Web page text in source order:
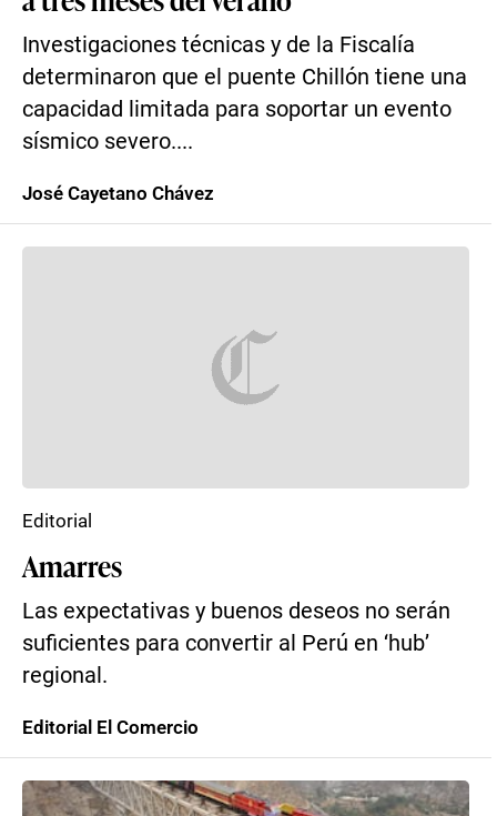
Investigaciones técnicas y de la Fiscalía
determinaron que el puente Chillón tiene una
capacidad limitada para soportar un evento
sísmico severo....
José Cayetano Chávez
Amarres
Las expectativas y buenos deseos no serán
suficientes para convertir al Perú en ‘hub’
regional.
Editorial
Editorial El Comercio